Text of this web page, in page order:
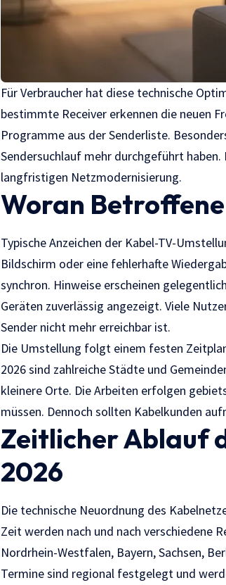
Für Verbraucher hat diese technische
bestimmte Receiver erkennen die neuen
Programme aus der Senderliste.
Sendersuchlauf mehr durchgeführt
langfristigen Netzmodernisierung.
Woran
Typische Anzeichen der Kabel-TV-
Bildschirm oder eine fehlerhafte
synchron. Hinweise erscheinen
Geräten zuverlässig angezeigt. Viele
Sender nicht mehr erreichbar ist.
Die Umstellung folgt einem festen
2026 sind zahlreiche Städte und
kleinere Orte. Die Arbeiten erfolgen
müssen. Dennoch sollten Kabelkunden
Zeitlicher Ablauf
2026
Die technische Neuordnung des
Zeit werden nach und nach verschiedene
Nordrhein-Westfalen, Bayern, Sachsen,
Termine sind regional festgelegt und